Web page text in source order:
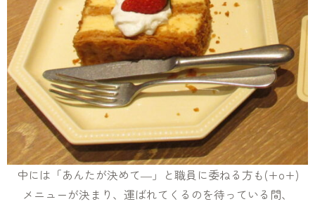
中には「あんたが決めて―」と職員に委ねる方も(+o+)
メニューが決まり、運ばれてくるのを待っている間、